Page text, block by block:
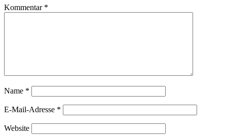
Kommentar *
Name *
E-Mail-Adresse *
Website